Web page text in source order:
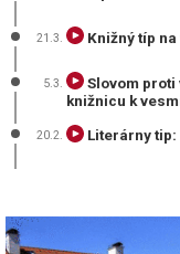
21.3. Knižný típ
5.3.
Slovom
knižnicu k
20.2. Literárny tip: